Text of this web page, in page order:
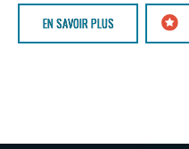
EN SAVOIR PLUS